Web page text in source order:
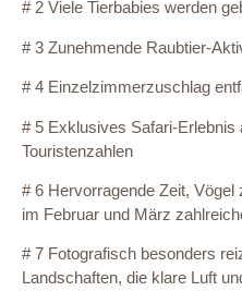
# 2 Viele Tierbabies werden
# 3 Zunehmende Raubtier-
# 4 Einzelzimmerzuschlag
# 5 Exklusives Safari-Erlebnis
Touristenzahlen
# 6 Hervorragende Zeit,
im Februar und März
# 7 Fotografisch besonders
Landschaften, die klare Luft